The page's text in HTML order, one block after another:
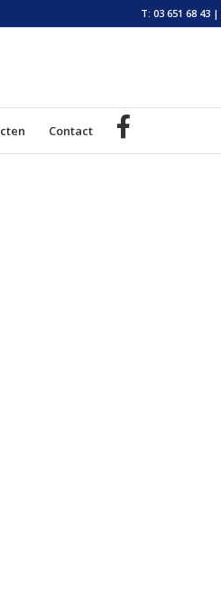
T: 03 651 68 43 |
Contact